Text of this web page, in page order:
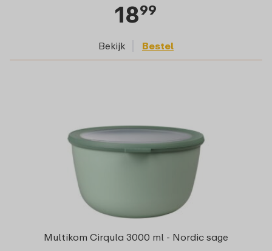
1899
Bekijk Bestel
Multikom Cirqula 3000 ml - Nordic sage